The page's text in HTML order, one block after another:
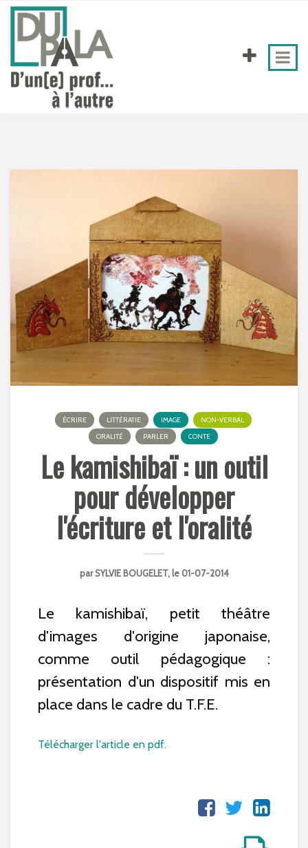
ÉCRIRE LITTÉRATIE IMAGE
NON-VERBAL
ORALITÉ
PARLER CONTE
Le kamishibaï : un outil
pour développer
l'écriture et l'oralité
parSYLVIE BOUGELET, le 01-07-2014
Le kamishibaï, petit théâtre
d'images d'origine japonaise,
comme outil pédagogique :
présentation d'un dispositif mis en
place dans le cadre du T.F.E.
Télécharger l'article en pdf.